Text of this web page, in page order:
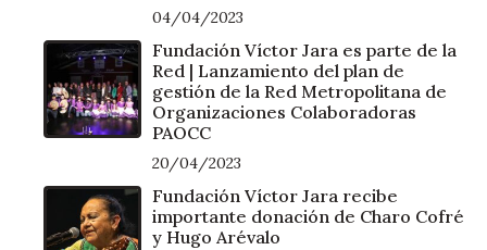
04/04/2023
Fundación Víctor Jara es parte de la
Red | Lanzamiento del plan de
gestión de la Red Metropolitana de
Organizaciones Colaboradoras
PAOCC
20/04/2023
Fundación Víctor Jara recibe
importante donación de Charo Cofré
y Hugo Arévalo